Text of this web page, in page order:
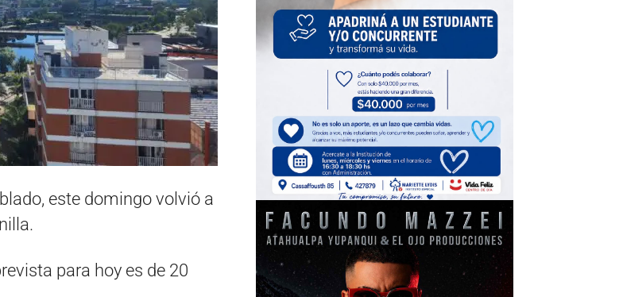
este domingo volvió a
para hoy es de 20